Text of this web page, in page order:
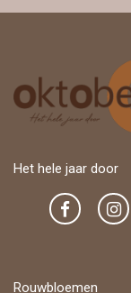
Het hele jaar door
Rouwbloemen